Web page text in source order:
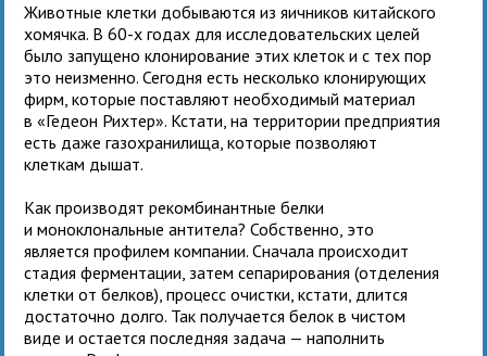
Животные клетки добываются из яичников китайского
хомячка. В 60-х годах для исследовательских целей
было запущено клонирование этих клеток и с тех пор
это неизменно. Сегодня есть несколько клонирующих
фирм, которые поставляют необходимый материал
в «Гедеон Рихтер». Кстати, на территории предприятия
есть даже газохранилища, которые позволяют
клеткам дышат.
Как производят рекомбинантные белки
и моноклональные антитела? Собственно, это
является профилем компании. Сначала происходит
стадия ферментации, затем сепарирования (отделения
клетки от белков), процесс очистки, кстати, длится
достаточно долго. Так получается белок в чистом
виде и остается последняя задача — наполнить